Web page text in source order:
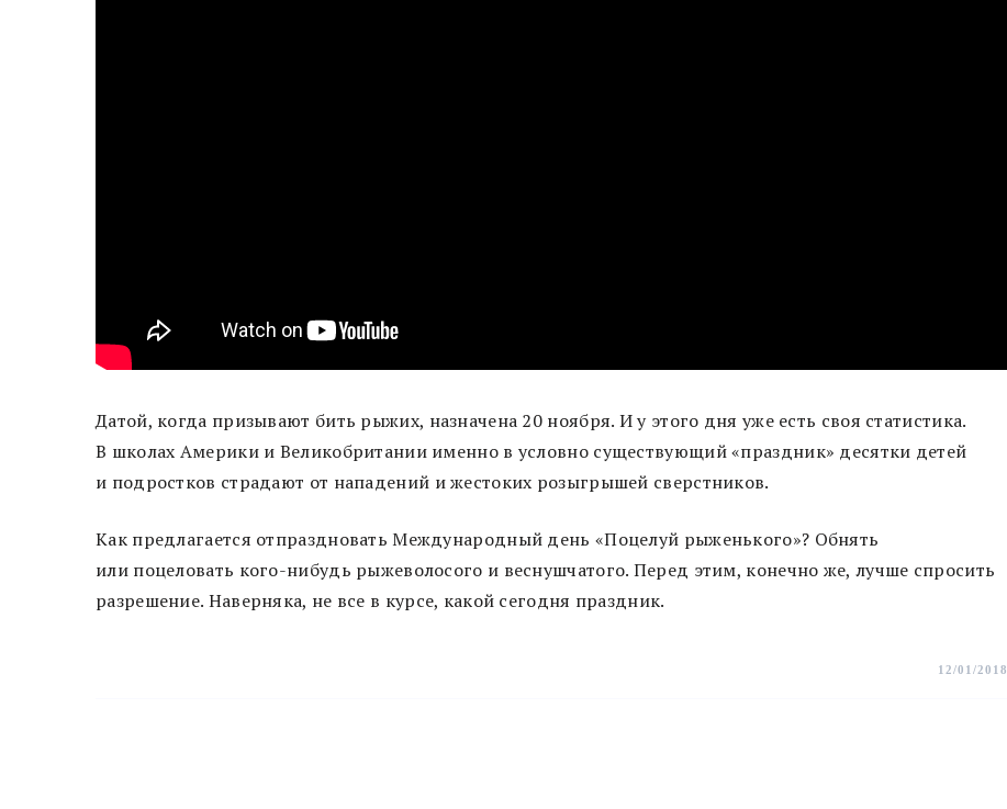
Датой, когда призывают бить рыжих, назначена 20 ноября. И у этого дня уже есть своя статистика.
В школах Америки и Великобритании именно в условно существующий «праздник» десятки детей
и подростков страдают от нападений и жестоких розыгрышей сверстников.
Как предлагается отпраздновать Международный день «Поцелуй рыженького»? Обнять
или поцеловать кого-нибудь рыжеволосого и веснушчатого. Перед этим, конечно же, лучше спросить
разрешение. Наверняка, не все в курсе, какой сегодня праздник.
12/01/2018